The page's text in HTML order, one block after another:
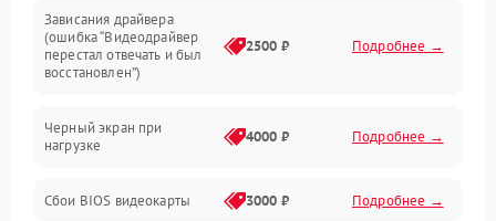
Интерфейсные и коммуникационные проблемы
Электропитание
ПО
Зависания драйвера
(ошибка “Видеодрайвер
перестал отвечать и был
восстановлен”)
2500 ₽ Подробнее →
Черный экран при
нагрузке
4000 ₽ Подробнее →
Сбои BIOS видеокарты 3000 ₽ Подробнее →